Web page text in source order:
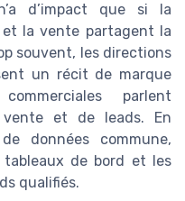
d’impact que si la
la vente partagent la
souvent, les directions
un récit de marque
parlent
et de leads. En
données commune,
tableaux de bord et les
qualifiés.